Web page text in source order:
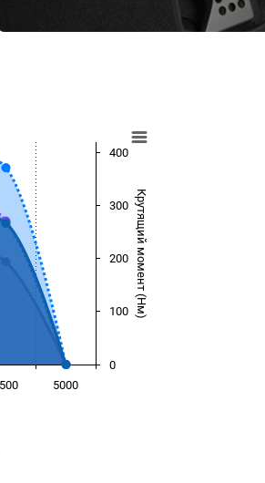
Крутящий момент (Нм)
5000
0
100
200
300
400